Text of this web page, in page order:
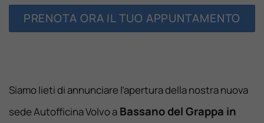
PRENOTA ORA IL TUO APPUNTAMENTO
Siamo lieti di annunciare l’apertura della nostra nuova
sede Autofficina Volvo a Bassano del Grappa in